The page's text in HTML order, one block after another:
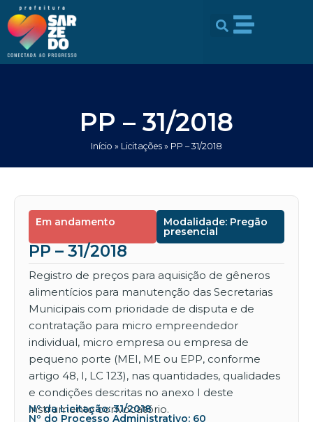
conteúdo
para
conteúdo
PP – 31/2018
Início » Licitações » PP – 31/2018
Em andamento Modalidade: Pregão
presencial
PP – 31/2018
Registro de preços para aquisição de gêneros
alimentícios para manutenção das Secretarias
Municipais com prioridade de disputa e de
contratação para micro empreendedor
individual, micro empresa ou empresa de
pequeno porte (MEI, ME ou EPP, conforme
artigo 48, I, LC 123), nas quantidades, qualidades
e condições descritas no anexo I deste
instrumento convocatório.
Nº da Licitação: 31/2018
Nº do Processo Administrativo: 60